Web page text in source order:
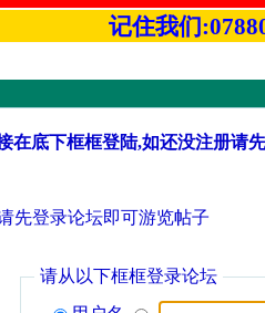
记住我们
在底下框框登陆,如还没注册请
先登录论坛即可游览帖子
请从以下框框登录论坛